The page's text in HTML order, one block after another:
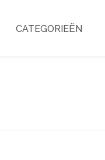
CATEGORIEËN